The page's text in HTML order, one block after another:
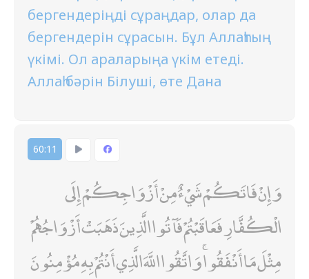
бергендеріңді сұраңдар, олар да
бергендерін сұрасын. Бұл Аллаһтың
үкімі. Ол араларыңа үкім етеді.
Аллаһ бәрін Білуші, өте Дана
60:11
وَإِنْ فَاتَكُمْ شَيْءٌ مِنْ أَزْوَاجِكُمْ إِلَى
الْكُفَّارِ فَعَاقَبْتُمْ فَآتُوا الَّذِينَ ذَهَبَتْ أَزْوَاجُهُمْ
مِثْلَ مَا أَنْفَقُوا ۚ وَاتَّقُوا اللَّهَ الَّذِي أَنْتُمْ بِهِ مُؤْمِنُونَ